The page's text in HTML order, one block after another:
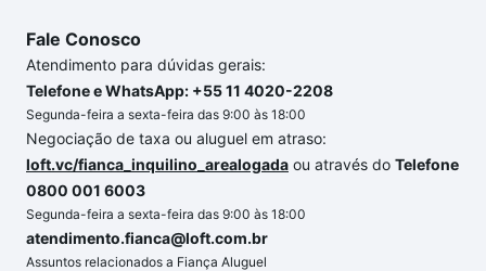
Fale Conosco
Atendimento para dúvidas gerais:
Telefone e WhatsApp: +55 11 4020-2208
Segunda-feira a sexta-feira das 9:00 às 18:00
Negociação de taxa ou aluguel em atraso:
loft.vc/fianca_inquilino_arealogada ou através do Telefone
0800 001 6003
Segunda-feira a sexta-feira das 9:00 às 18:00
atendimento.fianca@loft.com.br
Assuntos relacionados a Fiança Aluguel